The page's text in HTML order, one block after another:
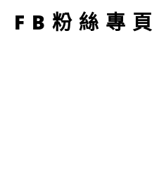
FB粉絲專頁